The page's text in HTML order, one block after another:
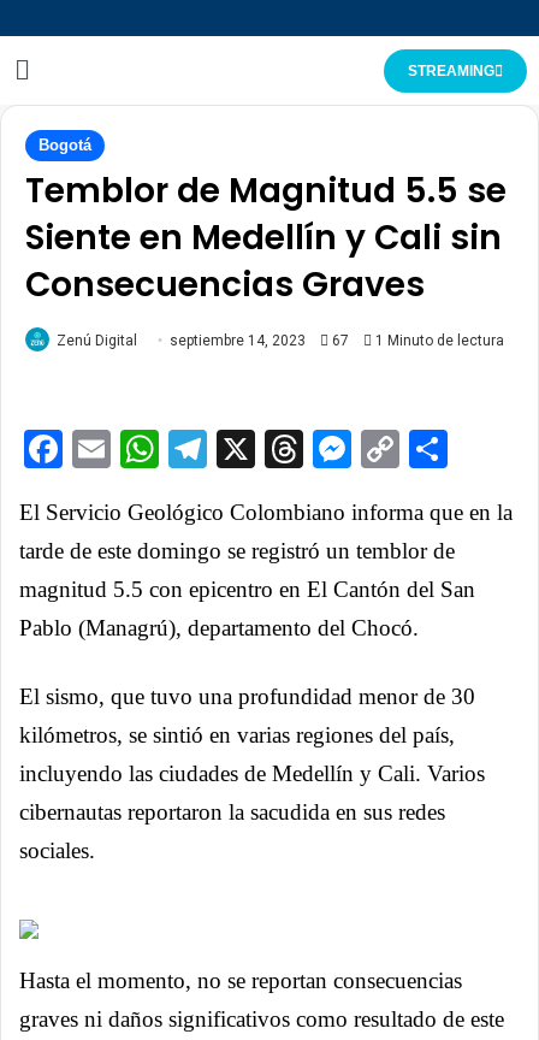
STREAMING
Bogotá
Temblor de Magnitud 5.5 se
Siente en Medellín y Cali sin
Consecuencias Graves
Zenú Digital septiembre 14, 2023 67 1 Minuto de lectura
Facebook
EmailWhatsApp
Telegram
X ThreadsCopy
El Servicio Geológico Colombiano informa que en la
tarde de este domingo se registró un temblor de
magnitud 5.5 con epicentro en El Cantón del San
Pablo (Managrú), departamento del Chocó.
El sismo, que tuvo una profundidad menor de 30
kilómetros, se sintió en varias regiones del país,
incluyendo las ciudades de Medellín y Cali. Varios
cibernautas reportaron la sacudida en sus redes
sociales.
Hasta el momento, no se reportan consecuencias
graves ni daños significativos como resultado de este